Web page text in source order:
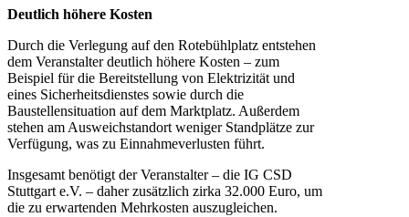
Deutlich höhere Kosten
Durch die Verlegung auf den Rotebühlplatz entstehen
dem Veranstalter deutlich höhere Kosten – zum
Beispiel für die Bereitstellung von Elektrizität und
eines Sicherheitsdienstes sowie durch die
Baustellensituation auf dem Marktplatz. Außerdem
stehen am Ausweichstandort weniger Standplätze zur
Verfügung, was zu Einnahmeverlusten führt.
Insgesamt benötigt der Veranstalter – die IG CSD
Stuttgart e.V. – daher zusätzlich zirka 32.000 Euro, um
die zu erwartenden Mehrkosten auszugleichen.